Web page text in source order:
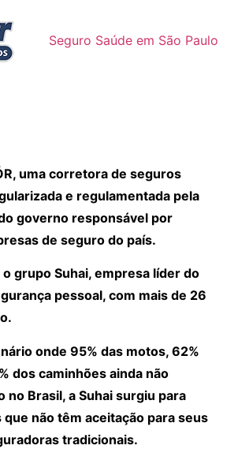
Seguro Saúde em São Paulo
uma corretora de seguros
e regulamentada pela
governo responsável por
de seguro do país.
grupo Suhai, empresa líder do
pessoal, com mais de 26
onde 95% das motos, 62%
dos caminhões ainda não
no Brasil, a Suhai surgiu para
não têm aceitação para seus
tradicionais.